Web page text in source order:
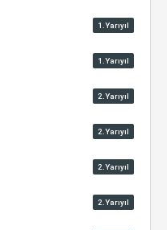
1.Yarıyıl
1.Yarıyıl
2.Yarıyıl
2.Yarıyıl
2.Yarıyıl
2.Yarıyıl